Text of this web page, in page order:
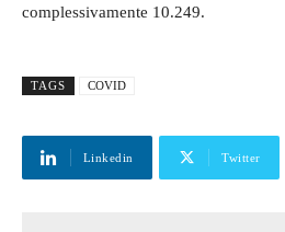
complessivamente 10.249.
TAGS COVID
Linkedin Twitter